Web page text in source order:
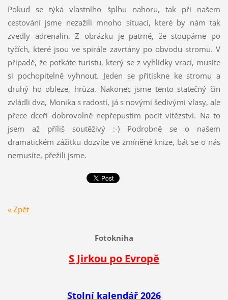
Pokud se týká vlastního šplhu nahoru, tak při našem
cestování jsme nezažili mnoho situací, které by nám tak
zvedly adrenalin. Z obrázku je patrné, že stoupáme po
tyčích, které jsou ve spirále zavrtány po obvodu stromu. V
případě, že potkáte turistu, který se z vyhlídky vrací, musíte
si pochopitelně vyhnout. Jeden se přitiskne ke stromu a
druhý ho obleze, hrůza. Nakonec jsme tento statečný čin
zvládli dva, Monika s radostí, já s novými šedivými vlasy, ale
přece dceři dobrovolně nepřepustím pocit vítězství. Na to
jsem až příliš soutěživý :-) Podrobně se o našem
dramatickém zážitku dozvíte ve zmíněné knize, bát se o nás
nemusíte, přežili jsme.
« Zpět
Fotokniha
S Jirkou po Evropě
Stolní kalendář 2026